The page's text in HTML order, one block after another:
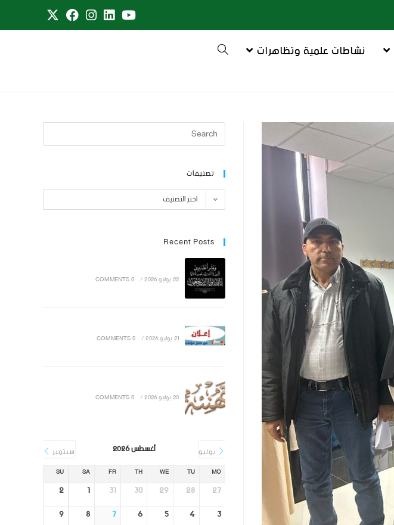
نشاطات علمية وتظاهرات
تصنيفات
اختر التصنيف
Recent Posts
22 يوليو 2026 /
0 COMMENTS
21 يوليو 2026 /
0 COMMENTS
20 يوليو 2026 /
0 COMMENTS
يوليو أغسطس 2026 سبتمبر
MO
TU
WE
TH
FR
SA
SU
27
28
29
30
31
1
2
3
4
5
6
7
8
9